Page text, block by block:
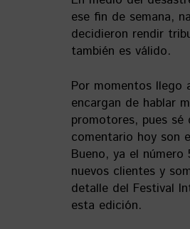
ese fin de semana,
decidieron rendir
también es válido.
Por momentos llego
encargan de hablar
promotores, pues
comentario hoy son
Bueno, ya el número
nuevos clientes y
detalle del Festival
esta edición.